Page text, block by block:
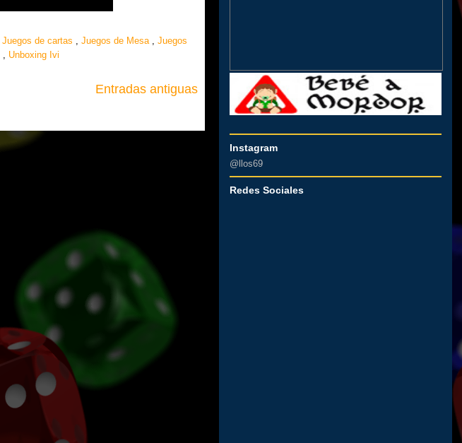
Juegos de cartas Juegos de Mesa
Juegos
Unboxing Ivi
Entradas antiguas
Instagram
@llos69
Redes Sociales